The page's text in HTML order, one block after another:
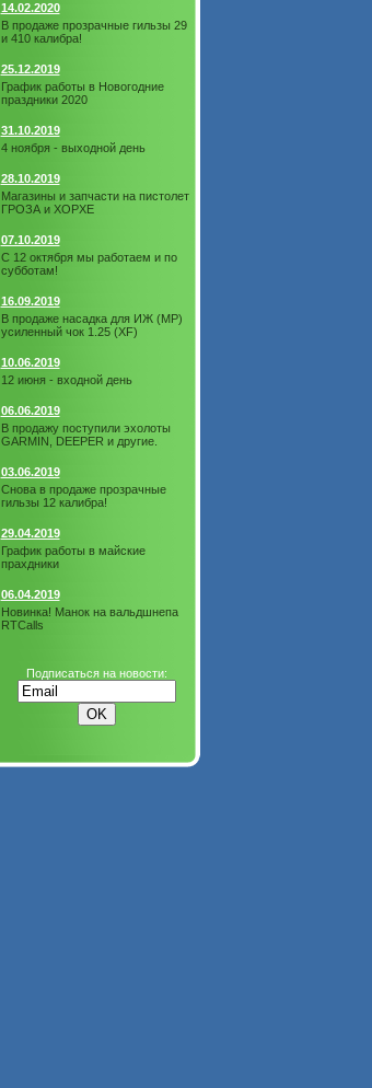
14.02.2020
В продаже прозрачные гильзы 29
и 410 калибра!
25.12.2019
График работы в Новогодние
праздники 2020
31.10.2019
4 ноября - выходной день
28.10.2019
Магазины и запчасти на пистолет
ГРОЗА и ХОРХЕ
07.10.2019
С 12 октября мы работаем и по
субботам!
16.09.2019
В продаже насадка для ИЖ (МР)
усиленный чок 1.25 (XF)
10.06.2019
12 июня - входной день
06.06.2019
В продажу поступили эхолоты
GARMIN, DEEPER и другие.
03.06.2019
Снова в продаже прозрачные
гильзы 12 калибра!
29.04.2019
График работы в майские
прахдники
06.04.2019
Новинка! Манок на вальдшнепа
RTCalls
Подписаться на новости: